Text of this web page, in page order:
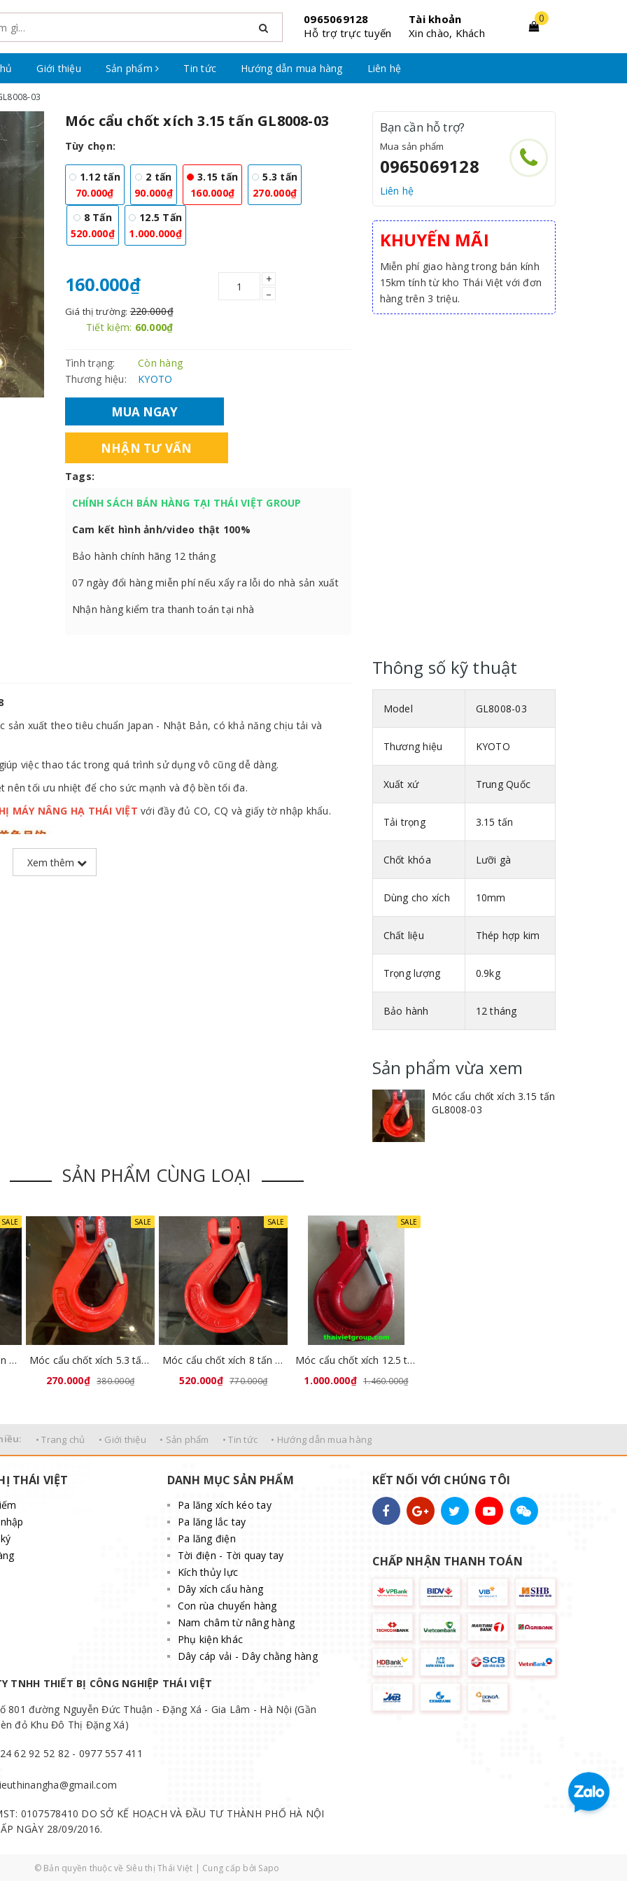
0965069128
Hỗ trợ trực tuyến
Tài khoản
Xin chào, Khách
0
Giới thiệu Sản phẩm Tin tức Hướng dẫn mua hàng Liên hệ
03
Móc cẩu chốt xích 3.15 tấn GL8008-03
Tùy chọn:
1.12 tấn
70.000₫
2 tấn
90.000₫
3.15 tấn
160.000₫
5.3 tấn
270.000₫
8 Tấn
520.000₫
12.5 Tấn
1.000.000₫
160.000₫
Giá thị trường:220.000₫
Tiết kiệm: 60.000₫
+
–
Tình trạng:
Còn hàng
Thương hiệu:
KYOTO
MUA NGAY
NHẬN TƯ VẤN
Tags:
CHÍNH SÁCH BÁN HÀNG TẠI THÁI VIỆT GROUP
Cam kết hình ảnh/video thật 100%
Bảo hành chính hãng 12 tháng
07 ngày đổi hàng miễn phí nếu xẩy ra lỗi do nhà sản xuất
Nhận hàng kiểm tra thanh toán tại nhà
Bạn cần hỗ trợ?
Mua sản phẩm
0965069128
Liên hệ
KHUYẾN MÃI
Miễn phí giao hàng trong bán kính
15km tính từ kho Thái Việt với đơn
hàng trên 3 triệu.
xuất theo tiêu chuẩn Japan - Nhật Bản, có khả năng chịu tải và
việc thao tác trong quá trình sử dụng vô cũng dễ dàng.
tối ưu nhiệt để cho sức mạnh và độ bền tối đa.
MÁY NÂNG HẠ THÁI VIỆT với đầy đủ CO, CQ và giấy tờ nhập khẩu.
Xem thêm
Thông số kỹ thuật
Model GL8008-03
Thương hiệu KYOTO
Xuất xứ Trung Quốc
Tải trọng 3.15 tấn
Chốt khóa Lưỡi gà
Dùng cho xích 10mm
Chất liệu Thép hợp kim
Trọng lượng 0.9kg
Bảo hành 12 tháng
Sản phẩm vừa xem
Móc cẩu chốt xích 3.15 tấn
GL8008-03
SẢN PHẨM CÙNG LOẠI
SALE
Móc cẩu chốt xích 2 tấn GL8008-02
SALE
Móc cẩu chốt xích 5.3 tấn GL8008-04
270.000₫ 380.000₫
SALE
Móc cẩu chốt xích 8 tấn GL8008-05
520.000₫ 770.000₫
SALE
Móc cẩu chốt xích 12.5 tấn GL8008-06
1.000.000₫ 1.460.000₫
• Trang chủ • Giới thiệu • Sản phẩm • Tin tức • Hướng dẫn mua hàng
THÁI VIỆT DANH MỤC SẢN PHẨM
Pa lăng xích kéo tay
Pa lăng lắc tay
Pa lăng điện
Tời điện - Tời quay tay
Kích thủy lực
Dây xích cẩu hàng
Con rùa chuyển hàng
Nam châm từ nâng hàng
Phụ kiện khác
Dây cáp vải - Dây chằng hàng
TNHH THIẾT BỊ CÔNG NGHIỆP THÁI VIỆT
801 đường Nguyễn Đức Thuận - Đặng Xá - Gia Lâm - Hà Nội (Gần
đỏ Khu Đô Thị Đặng Xá)
62 92 52 82 - 0977 557 411
0107578410 DO SỞ KẾ HOẠCH VÀ ĐẦU TƯ THÀNH PHỐ HÀ NỘI
NGÀY 28/09/2016.
KẾT NỐI VỚI CHÚNG TÔI
CHẤP NHẬN THANH TOÁN
© Bản quyền thuộc về Siêu thị Thái Việt | Cung cấp bởi Sapo